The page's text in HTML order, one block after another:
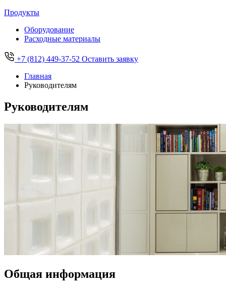
Продукты
Оборудование
Расходные материалы
+7 (812) 449-37-52 Оставить заявку
Главная
Руководителям
Руководителям
Общая информация